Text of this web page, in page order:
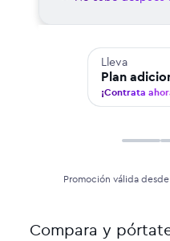
Lleva
Plan
¡Contrata
Promoción válida
Compara y